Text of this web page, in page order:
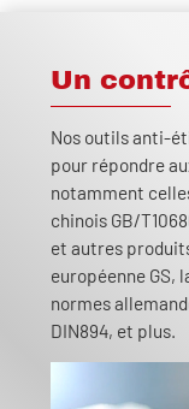
Un
Nos outils anti-
pour répondre
notamment
chinois GB/
et autres
européenne
normes
DIN894, et plus.